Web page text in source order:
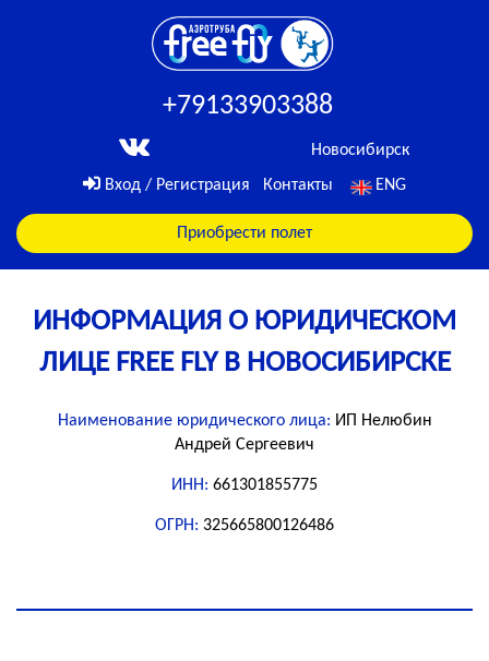
+79133903388
Новосибирск
Вход / Регистрация
Контакты ENG
Приобрести полет
ИНФОРМАЦИЯ О ЮРИДИЧЕСКОМ
ЛИЦЕ FREE FLY В НОВОСИБИРСКE
Наименование юридического лица: ИП Нелюбин
Андрей Сергеевич
ИНН: 661301855775
ОГРН: 325665800126486